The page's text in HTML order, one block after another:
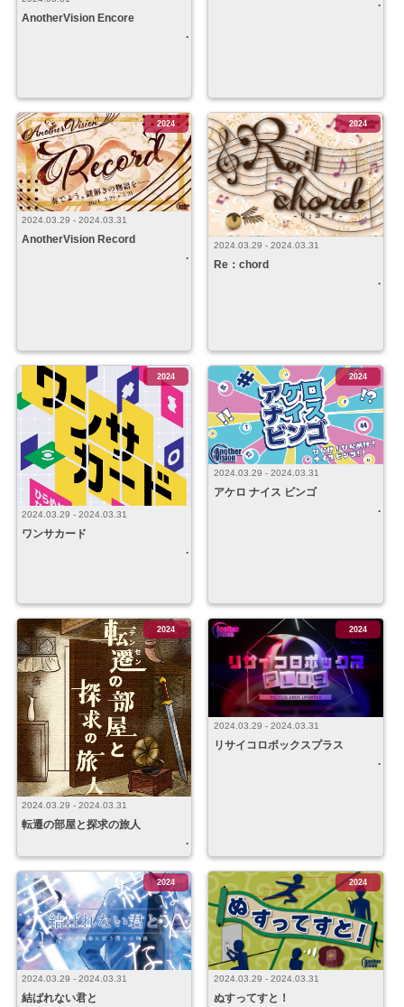
AnotherVision Encore
2024.03.29 - 2024.03.31
AnotherVision Record
2024
2024.03.29 - 2024.03.31
Re：chord
2024
2024.03.29 - 2024.03.31
ワンサカード
2024
2024.03.29 - 2024.03.31
アケロ ナイス ビンゴ
2024
2024.03.29 - 2024.03.31
転遷の部屋と探求の旅人
2024
2024.03.29 - 2024.03.31
リサイコロボックスプラス
2024
2024.03.29 - 2024.03.31
結ばれない君と
2024
2024.03.29 - 2024.03.31
ぬすってすと！
2024